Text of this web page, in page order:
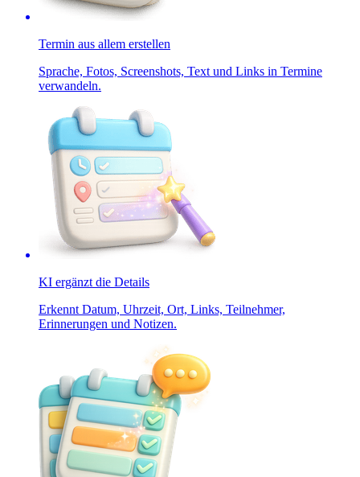
Termin aus allem erstellen
Sprache, Fotos, Screenshots, Text und Links in Termine
verwandeln.
KI ergänzt die Details
Erkennt Datum, Uhrzeit, Ort, Links, Teilnehmer,
Erinnerungen und Notizen.